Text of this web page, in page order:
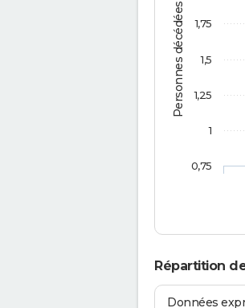
Personnes décédées
0,75
1
1,25
1,5
1,75
Répartition
Données